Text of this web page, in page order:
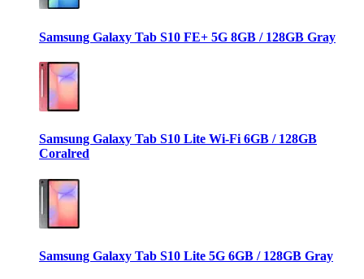
Samsung Galaxy Tab S10 FE+ 5G 8GB / 128GB Gray
Samsung Galaxy Tab S10 Lite Wi-Fi 6GB / 128GB
Coralred
Samsung Galaxy Tab S10 Lite 5G 6GB / 128GB Gray